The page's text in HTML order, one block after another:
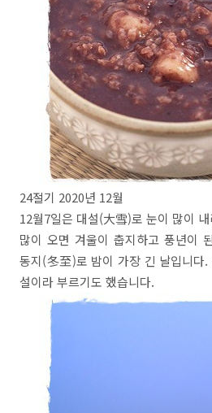
24절기 2020년 12월
12월7일은 대설(大雪)로 눈이 많이
많이 오면 겨울이 춥지하고 풍년이
동지(冬至)로 밤이 가장 긴 날입니다
설이라 부르기도 했습니다.